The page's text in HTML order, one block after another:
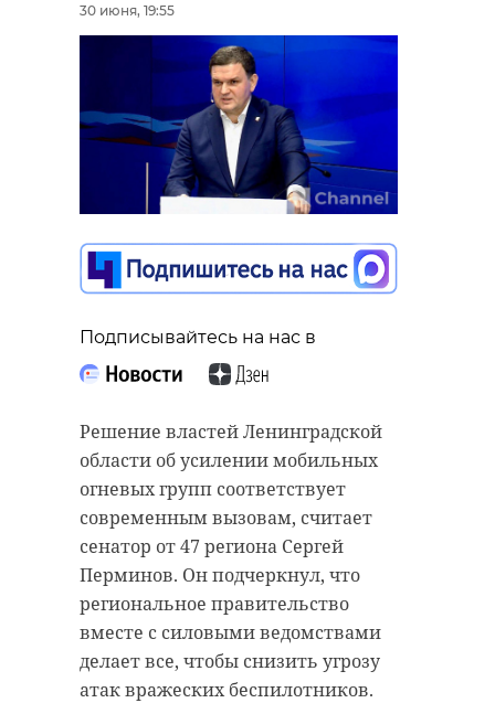
30 июня, 19:55
Подписывайтесь на нас в
Решение властей Ленинградской
области об усилении мобильных
огневых групп соответствует
современным вызовам, считает
сенатор от 47 региона Сергей
Перминов. Он подчеркнул, что
региональное правительство
вместе с силовыми ведомствами
делает все, чтобы снизить угрозу
атак вражеских беспилотников.
47канал
В Янино стартовал
Кубок МЧС России по
пожарно-
спасательному
спорту среди команд
СЗФО
Подписывайтесь на нас в
Во вторник, 30 июня, в Янино
(Всеволожский район) стартовал
Кубок Федерации пожарно-
спасательного спорта России
главных управлений МЧС России
по Северо-Западному
Спасенного
тюлененка Логи
выпустили в
Финский залив после
30 июня, 17:53
Сотрудники «Фонда друзей
балтийской нерпы» выпустили в
Финский залив серого балтийского
тюлененка по кличке Логи,
который прошел курс
реабилитации. Весной
истощенного малыша нашли на
берегу и доставили в Центр